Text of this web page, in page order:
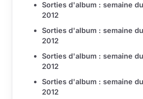
Sorties d'album : semaine
2012
Sorties d'album : semaine
2012
Sorties d'album : semaine
2012
Sorties d'album : semaine
2012